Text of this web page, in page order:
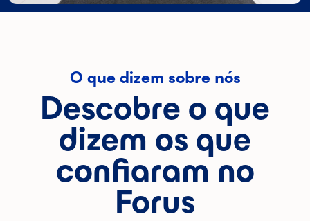
O que dizem sobre nós
Descobre o que
dizem os que
confiaram no
Forus